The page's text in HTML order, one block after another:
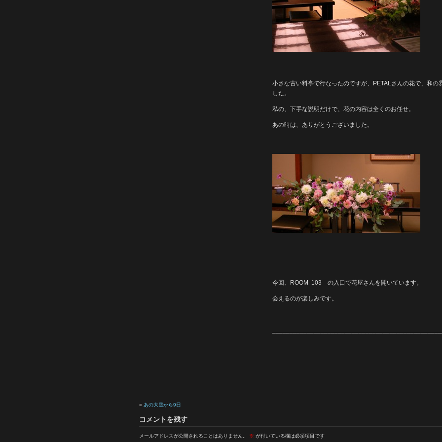
小さな古い料亭で行なったのですが、PETALさんの花で、和の
した。
私の、下手な説明だけで、花の内容は全くのお任せ。
あの時は、ありがとうございました。
今回、ROOM 103 の入口で花屋さんを開いています。
会えるのが楽しみです。
« あの大雪から9日
コメントを残す
メールアドレスが公開されることはありません。 ※ が付いている欄は必須項目です